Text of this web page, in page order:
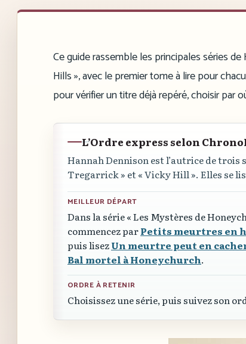
Ce guide rassemble les principales séries
Hills », avec le premier tome à lire pour
pour vérifier un titre déjà repéré, choisir par
L’Ordre express selon
Hannah Dennison est l’autrice de trois
Tregarrick » et« Vicky Hill ». Elles se
MEILLEUR DÉPART
Dans la série« Les Mystères de
commencez parPetits meurtres en
puis lisezUn meurtre peut en
Bal mortel à Honeychurch.
ORDRE À RETENIR
Choisissez une série, puis suivez son